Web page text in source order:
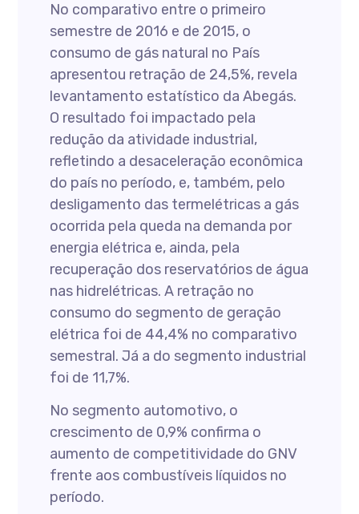
No comparativo entre o primeiro
semestre de 2016 e de 2015, o
consumo de gás natural no País
apresentou retração de 24,5%, revela
levantamento estatístico da Abegás.
O resultado foi impactado pela
redução da atividade industrial,
refletindo a desaceleração econômica
do país no período, e, também, pelo
desligamento das termelétricas a gás
ocorrida pela queda na demanda por
energia elétrica e, ainda, pela
recuperação dos reservatórios de água
nas hidrelétricas. A retração no
consumo do segmento de geração
elétrica foi de 44,4% no comparativo
semestral. Já a do segmento industrial
foi de 11,7%.
No segmento automotivo, o
crescimento de 0,9% confirma o
aumento de competitividade do GNV
frente aos combustíveis líquidos no
período.